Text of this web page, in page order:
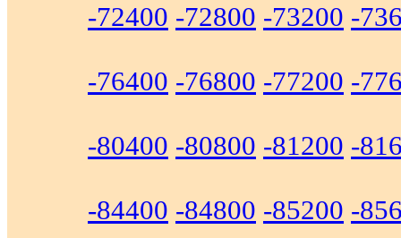
-72400 -72800 -73200 -
-76400 -76800 -77200 -
-80400 -80800 -81200 -
-84400 -84800 -85200 -